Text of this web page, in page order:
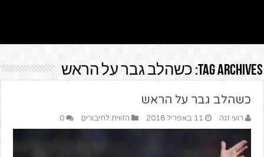
Tag Archives: כשהלב גבר על הראש
כשהלב גבר על הראש
רועי זגה 11 באפריל 2018 הזווית לחיבורים 0